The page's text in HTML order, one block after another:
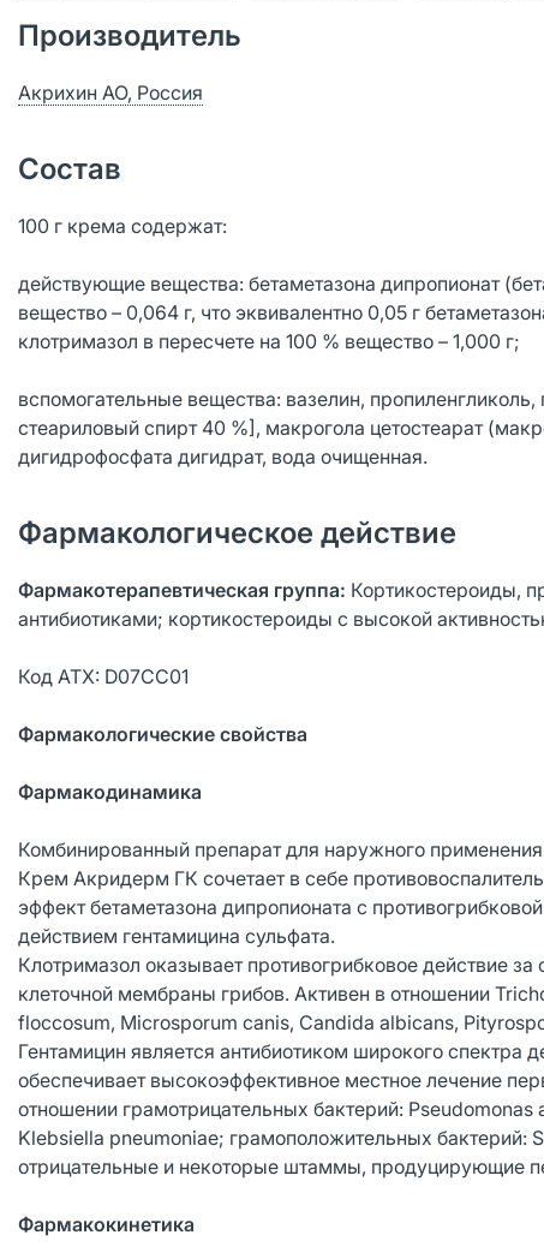
Производитель
Акрихин АО, Россия
Состав
100 г крема содержат:
действующие вещества: бетаметазона дипропионат
вещество – 0,064 г, что эквивалентно 0,05 г
клотримазол в пересчете на 100 % вещество – 1,000 г;
вспомогательные вещества: вазелин,
стеариловый спирт 40 %], макрогола цетостеарат
дигидрофосфата дигидрат, вода очищенная.
Фармакологическое действие
Фармакотерапевтическая группа: Кортикостероиды,
антибиотиками; кортикостероиды с высокой
Код АТХ: D07СC01
Фармакологические свойства
Фармакодинамика
Комбинированный препарат для наружного
Крем Акридерм ГК сочетает в себе
эффект бетаметазона дипропионата с
действием гентамицина сульфата.
Клотримазол оказывает противогрибковое действие
клеточной мембраны грибов. Активен в отношении
floccosum, Microsporum canis, Candida albicans,
Гентамицин является антибиотиком широкого спектра
обеспечивает высокоэффективное местное лечение
отношении грамотрицательных бактерий:
Klebsiella pneumoniae; грамоположительных бактерий:
отрицательные и некоторые штаммы, продуцирующие
Фармакокинетика